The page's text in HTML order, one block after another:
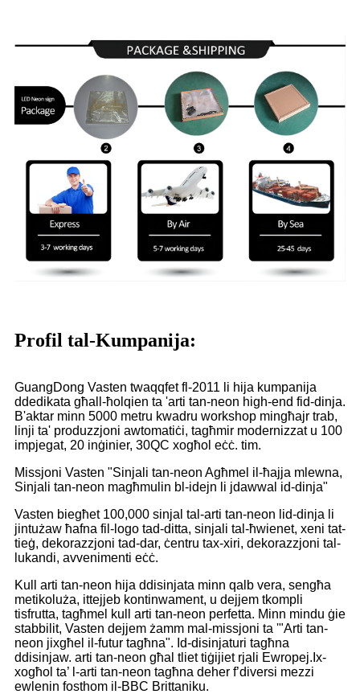
Profil tal-Kumpanija:
GuangDong Vasten twaqqfet fl-2011 li hija kumpanija
ddedikata għall-ħolqien ta 'arti tan-neon high-end fid-dinja.
B'aktar minn 5000 metru kwadru workshop mingħajr trab,
linji ta' produzzjoni awtomatiċi, tagħmir modernizzat u 100
impjegat, 20 inġinier, 30QC xogħol eċċ. tim.
Missjoni Vasten "Sinjali tan-neon Agħmel il-ħajja mlewna,
Sinjali tan-neon magħmulin bl-idejn li jdawwal id-dinja"
Vasten biegħet 100,000 sinjal tal-arti tan-neon lid-dinja li
jintużaw ħafna fil-logo tad-ditta, sinjali tal-ħwienet, xeni tat-
tieġ, dekorazzjoni tad-dar, ċentru tax-xiri, dekorazzjoni tal-
lukandi, avvenimenti eċċ.
Kull arti tan-neon hija ddisinjata minn qalb vera, sengħa
metikoluża, ittejjeb kontinwament, u dejjem tkompli
tisfrutta, tagħmel kull arti tan-neon perfetta. Minn mindu ġie
stabbilit, Vasten dejjem żamm mal-missjoni ta '"Arti tan-
neon jixgħel il-futur tagħna". Id-disinjaturi tagħna
ddisinjaw. arti tan-neon għal tliet tiġijiet rjali Ewropej.Ix-
xogħol ta’ l-arti tan-neon tagħna deher f’diversi mezzi
ewlenin fosthom il-BBC Brittaniku.